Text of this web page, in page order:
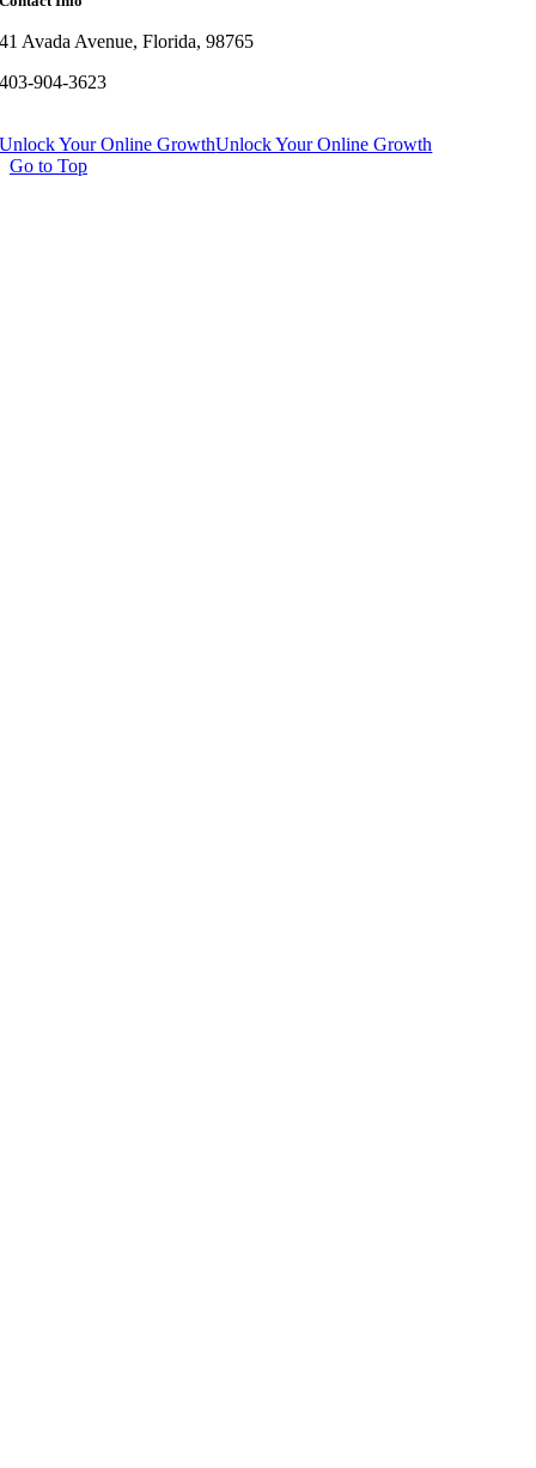
41 Avada Avenue, Florida, 98765
403-904-3623
Unlock Your Online GrowthUnlock Your Online Growth
Go to Top